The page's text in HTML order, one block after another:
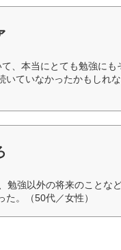
、本当にとても勉強に
いていなかったかもしれ
勉強以外の将来のことな
。（50代／女性）